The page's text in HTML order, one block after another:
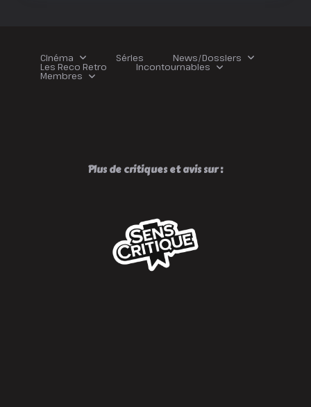
Cinéma Séries News/Dossiers
Les Reco Retro Incontournables
Membres
Plus de critiques et avis sur :